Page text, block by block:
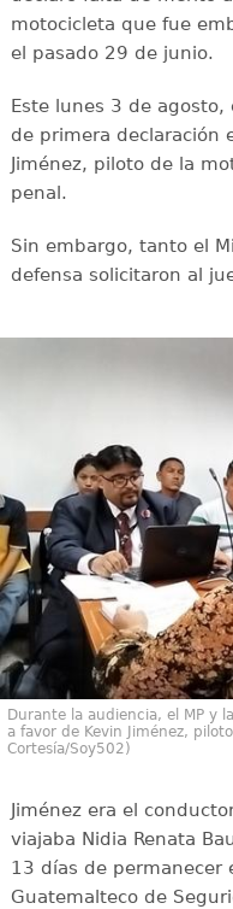
motocicleta que fue
el pasado 29 de junio.
Este lunes 3 de
de primera declaración
Jiménez, piloto de la
penal.
Sin embargo, tanto el
defensa solicitaron al
Durante la audiencia, el MP y
a favor de Kevin Jiménez,
Cortesía/Soy502)
Jiménez era el
viajaba Nidia Renata
13 días de permanecer
Guatemalteco de